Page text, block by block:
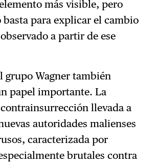
más visible, pero
basta para explicar el cambio
a partir de ese
grupo Wagner también
papel importante. La
llevada a
autoridades malienses
caracterizada por
brutales contra